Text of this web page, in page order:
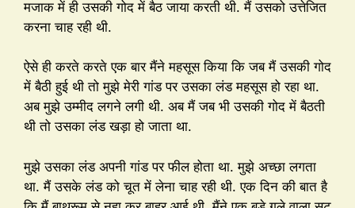
मजाक में ही उसकी गोद में बैठ जाया करती थी. मैं उसको उत्तेजित
करना चाह रही थी.
ऐसे ही करते करते एक बार मैंने महसूस किया कि जब मैं उसकी गोद
में बैठी हुई थी तो मुझे मेरी गांड पर उसका लंड महसूस हो रहा था.
अब मुझे उम्मीद लगने लगी थी. अब मैं जब भी उसकी गोद में बैठती
थी तो उसका लंड खड़ा हो जाता था.
मुझे उसका लंड अपनी गांड पर फील होता था. मुझे अच्छा लगता
था. मैं उसके लंड को चूत में लेना चाह रही थी. एक दिन की बात है